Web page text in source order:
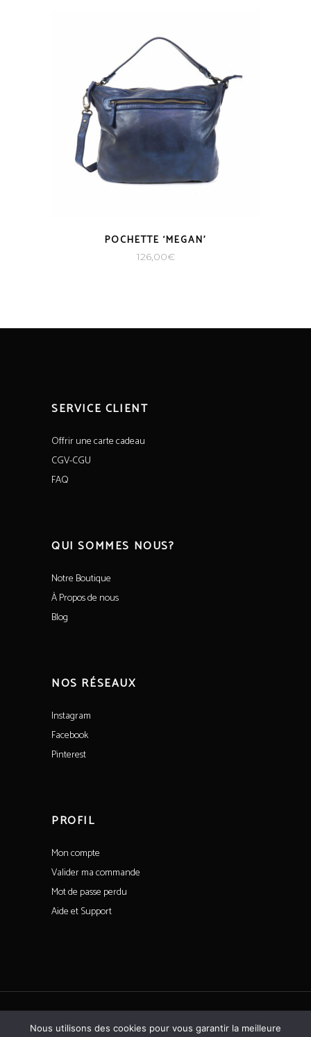
POCHETTE ‘MEGAN’
126,00€
SERVICE CLIENT
Offrir une carte cadeau
CGV-CGU
FAQ
QUI SOMMES NOUS?
Notre Boutique
À Propos de nous
Blog
NOS RÉSEAUX
Instagram
Facebook
Pinterest
PROFIL
Mon compte
Valider ma commande
Mot de passe perdu
Aide et Support
Nous utilisons des cookies pour vous garantir la meilleure